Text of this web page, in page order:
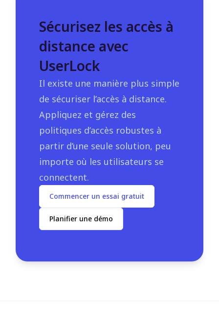
Sécurisez les accès à
distance avec
UserLock
Il existe une manière plus simple
de sécuriser l’accès à distance.
Appliquez et gérez des
politiques d’accès robustes à
partir d’une seule solution, peu
importe où les utilisateurs se
connectent.
Commencer un essai gratuit
Planifier une démo